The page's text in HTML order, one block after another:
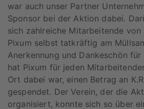
war auch unser Partner
Sponsor bei der Aktion dabei.
sich zahlreiche Mitarbeitende von
Pixum selbst tatkräftig am
Anerkennung und Dankeschön
hat Pixum für jeden
Ort dabei war, einen Betrag an
gespendet. Der Verein, der die
organisiert, konnte sich so über